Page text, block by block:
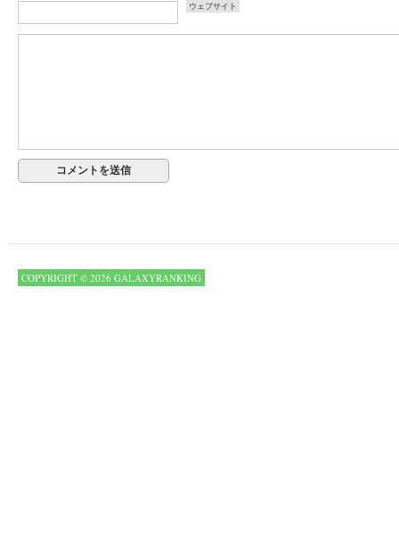
ウェブサイト
COPYRIGHT © 2026 GALAXYRANKING